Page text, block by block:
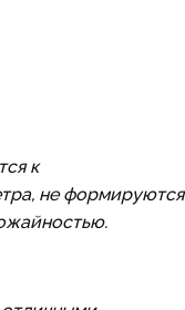
к
не формируются